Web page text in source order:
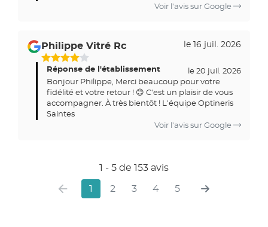
Voir l'avis sur Google
Philippe Vitré Rc le 16 juil. 2026
Réponse de l'établissement
le 20 juil. 2026
Bonjour Philippe, Merci beaucoup pour votre
fidélité et votre retour ! 😊 C'est un plaisir de vous
accompagner. À très bientôt ! L'équipe Optineris
Saintes
Voir l'avis sur Google
1 - 5 de 153 avis
1 2 3 4 5